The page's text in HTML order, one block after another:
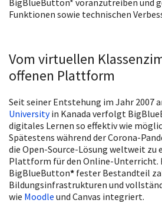
Funktionen sowie technischen
Vom virtuellen
offenen Plattform
Seit seiner Entstehung im Jahr 2007
Universityin Kanada verfolgt
digitales Lernen so effektiv wie
Spätestens während der Corona-
die Open-Source-Lösung weltweit zu
Plattform für den Online-Unterricht.
BigBlueButton* fester Bestandteil
Bildungsinfrastrukturen und
wie Moodle und Canvas integriert.